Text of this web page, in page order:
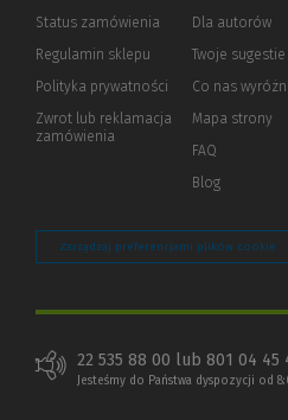
Status zamówienia
Regulamin sklepu
Polityka prywatności (Nowe
(Link
innej
Zwrot lub reklamacja
zamówienia
Dla autorów
Twoje sugestie
Co nas
Mapa strony
FAQ
Blog
Zarządzaj preferencjami plików cookie
22 535 88 00 lub 801 04 45
Jesteśmy do Państwa dyspozycji od